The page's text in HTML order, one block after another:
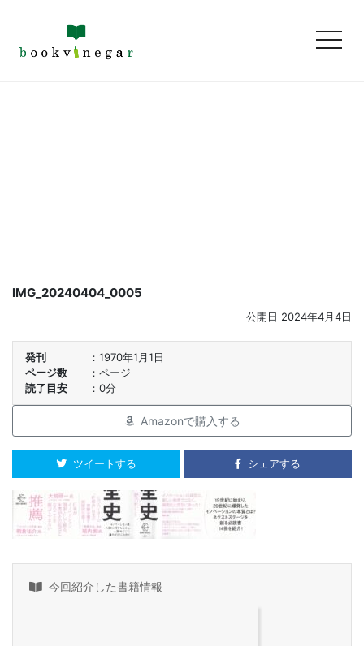
IMG_20240404_0005
公開日 2024年4月4日
発刊
1970年1月1日
ページ数
ページ
読了目安
0分
Amazonで購入する
ツイートする シェアする
今回紹介した書籍情報